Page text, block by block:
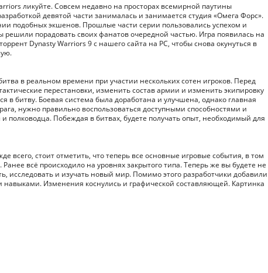
ликуйте. Совсем недавно на просторах всемирной паутины
девятой части занималась и занимается студия «Омега Форс».
подобных экшенов. Прошлые части серии пользовались успехом и
решили порадовать своих фанатов очередной частью. Игра появилась на
Dynasty Warriors 9 с нашего сайта на PC, чтобы снова окунуться в
в реальном времени при участии нескольких сотен игроков. Перед
перестановки, изменить состав армии и изменить экипировку
в битву. Боевая система была доработана и улучшена, однако главная
нужно правильно воспользоваться доступными способностями и
полководца. Побеждая в битвах, будете получать опыт, необходимый для
всего, стоит отметить, что теперь все основные игровые события, в том
всё происходило на уровнях закрытого типа. Теперь же вы будете не
исследовать и изучать новый мир. Помимо этого разработчики добавили
Изменения коснулись и графической составляющей. Картинка